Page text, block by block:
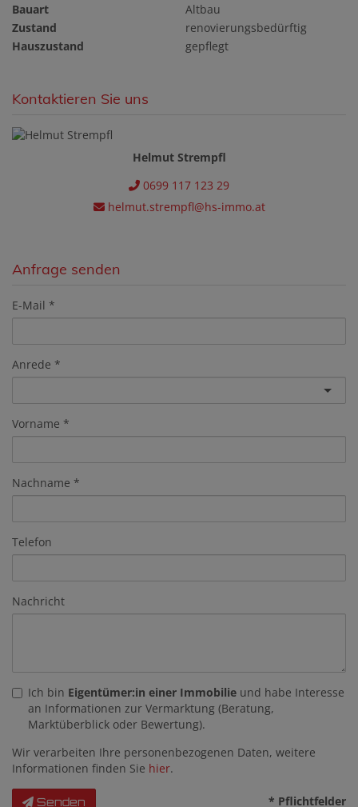
Bauart
Altbau
Zustand
renovierungsbedürftig
Hauszustand
gepflegt
Kontaktieren Sie uns
Helmut Strempfl
0699 117 123 29
helmut.strempfl@hs-immo.at
Anfrage senden
E-Mail
Anrede
Vorname
Nachname
Telefon
Nachricht
Ich bin Eigentümer:in einer Immobilie und habe Interesse
an Informationen zur Vermarktung (Beratung,
Marktüberblick oder Bewertung).
Wir verarbeiten Ihre personenbezogenen Daten, weitere
Informationen finden Sie hier.
Senden * Pflichtfelder